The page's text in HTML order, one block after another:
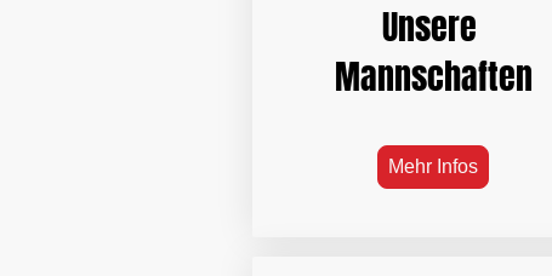
Unsere
Mannschaften
Mehr Infos